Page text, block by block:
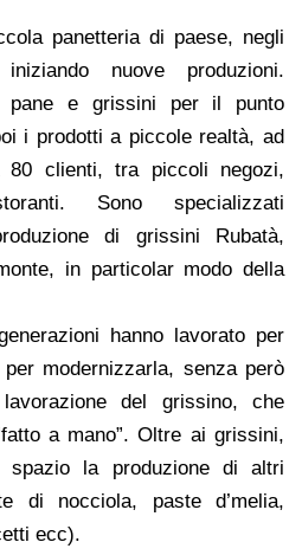
panetteria di paese, negli
nuove produzioni.
pane e grissini per il punto
i prodotti a piccole realtà, ad
80 clienti, tra piccoli negozi,
Sono specializzati
di grissini Rubatà,
in particolar modo della
hanno lavorato per
per modernizzarla, senza però
del grissino, che
a mano”. Oltre ai grissini,
spazio la produzione di altri
di nocciola, paste d’melia,
ecc).